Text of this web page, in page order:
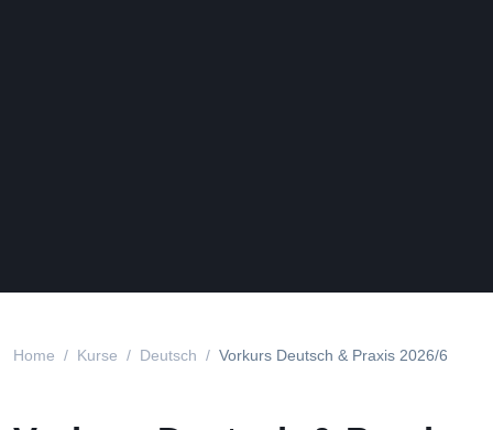
Home Kurse Deutsch Vorkurs Deutsch & Praxis 2026/6